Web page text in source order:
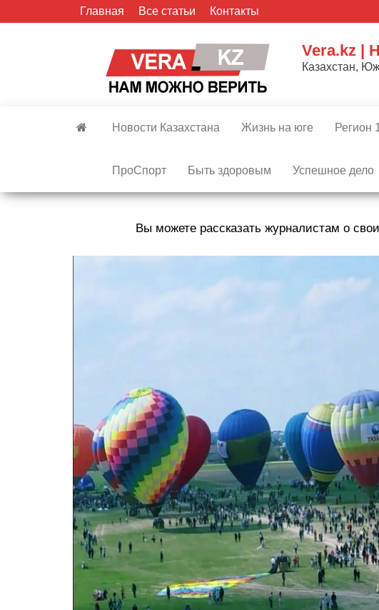
Главная Все статьи Контакты
Vera.kz |
Казахстан,
Новости Казахстана Жизнь на юге Регион
ПроСпорт Быть здоровым Успешное дело
Вы можете рассказать журналистам о